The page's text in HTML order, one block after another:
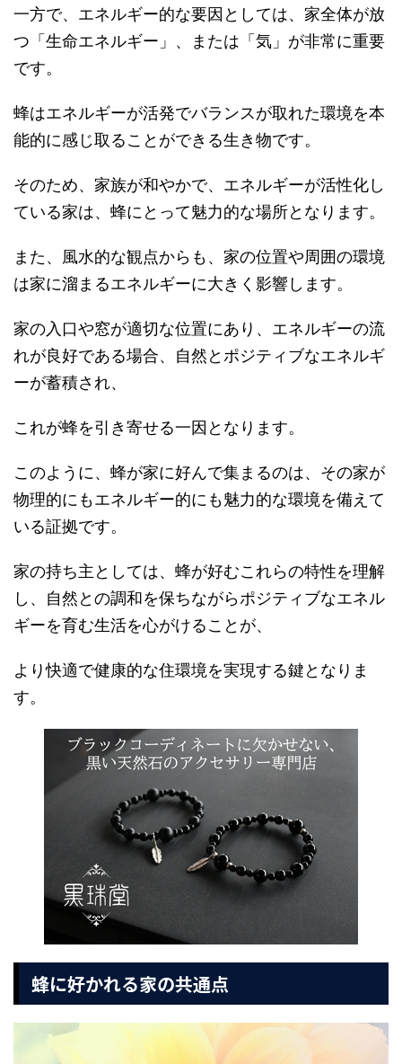
一方で、エネルギー的な要因としては、家全体が放
つ「生命エネルギー」、または「気」が非常に重要
です。
蜂はエネルギーが活発でバランスが取れた環境を本
能的に感じ取ることができる生き物です。
そのため、家族が和やかで、エネルギーが活性化し
ている家は、蜂にとって魅力的な場所となります。
また、風水的な観点からも、家の位置や周囲の環境
は家に溜まるエネルギーに大きく影響します。
家の入口や窓が適切な位置にあり、エネルギーの流
れが良好である場合、自然とポジティブなエネルギ
ーが蓄積され、
これが蜂を引き寄せる一因となります。
このように、蜂が家に好んで集まるのは、その家が
物理的にもエネルギー的にも魅力的な環境を備えて
いる証拠です。
家の持ち主としては、蜂が好むこれらの特性を理解
し、自然との調和を保ちながらポジティブなエネル
ギーを育む生活を心がけることが、
より快適で健康的な住環境を実現する鍵となりま
す。
蜂に好かれる家の共通点